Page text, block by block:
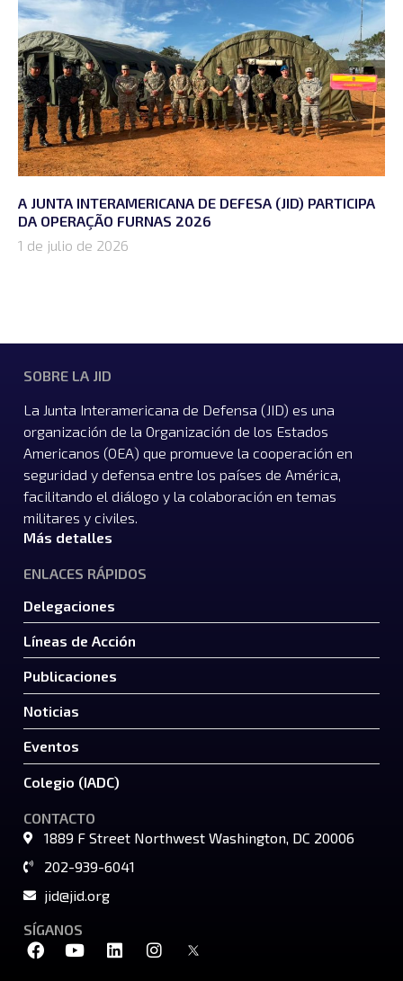
A JUNTA INTERAMERICANA DE DEFESA (JID) PARTICIPA
DA OPERAÇÃO FURNAS 2026
1 de julio de 2026
SOBRE LA JID
La Junta Interamericana de Defensa (JID) es una
organización de la Organización de los Estados
Americanos (OEA) que promueve la cooperación en
seguridad y defensa entre los países de América,
facilitando el diálogo y la colaboración en temas
militares y civiles.
Más detalles
ENLACES RÁPIDOS
Delegaciones
Líneas de Acción
Publicaciones
Noticias
Eventos
Colegio (IADC)
CONTACTO
1889 F Street Northwest Washington, DC 20006
202-939-6041
jid@jid.org
SÍGANOS